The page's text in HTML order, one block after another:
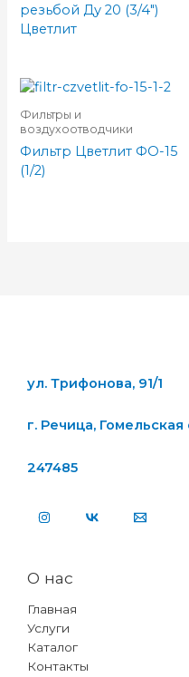
резьбой Ду 20 (3/4″)
Цветлит
Фильтры и
воздухоотводчики
Фильтр Цветлит ФО-15
(1/2)
ул. Трифонова, 91/1
г. Речица, Гомельская
247485
О нас
Главная
Услуги
Каталог
Контакты